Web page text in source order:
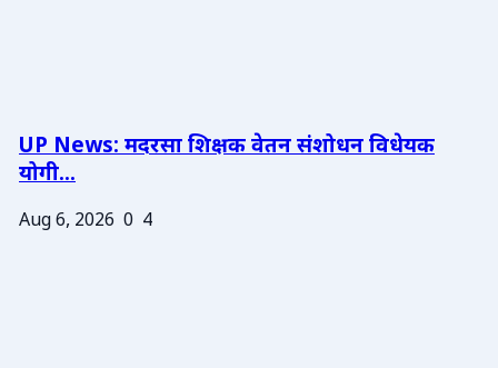
UP News: मदरसा शिक्षक वेतन संशोधन विधेयक
योगी...
Aug 6, 2026 0 4